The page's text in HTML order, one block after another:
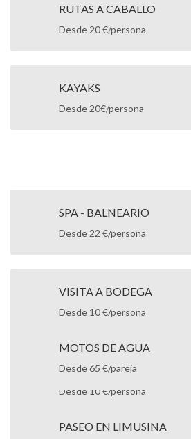
RUTAS A CABALLO
Desde 20 €/persona
KAYAKS
Desde 20€/persona
SPA - BALNEARIO
Desde 22 €/persona
VISITA A BODEGA
Desde 10 €/persona
TUPPERSEX
Desde 10 €/persona
MOTOS DE AGUA
Desde 65 €/pareja
PASEO EN LIMUSINA